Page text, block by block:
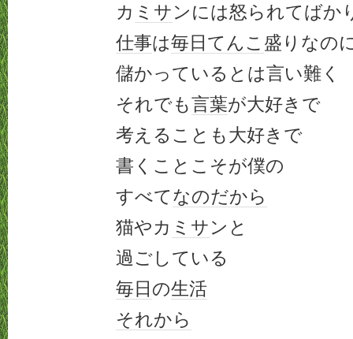
カ ミサンには怒られてばか
仕事は毎日 てんこ 盛りなの
儲かっているとは言い難く
それでも言葉が大好きで
考えることも大好きで
書くことこそが僕の
すべてなのだから
猫やカ ミサンと
過ごしている
毎日 の生活
それから